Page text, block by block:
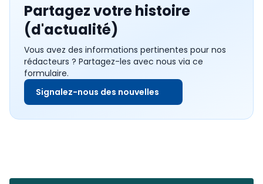
Partagez votre histoire
(d'actualité)
Vous avez des informations pertinentes pour nos
rédacteurs ? Partagez-les avec nous via ce
formulaire.
Signalez-nous des nouvelles